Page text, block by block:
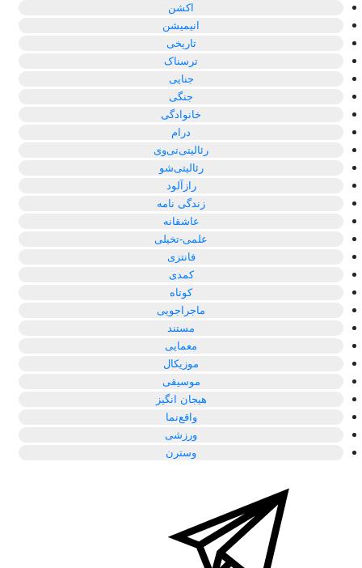
اکشن
انیمیشن
تاریخی
ترسناک
جنایی
جنگی
خانوادگی
درام
رئالیتی‌تی‌وی
رئالیتی‌شو
رازآلود
زندگی نامه
عاشقانه
علمی-تخیلی
فانتزی
کمدی
کوتاه
ماجراجویی
مستند
معمایی
موزیکال
موسیقی
هیجان انگیز
واقع‌نما
ورزشی
وسترن